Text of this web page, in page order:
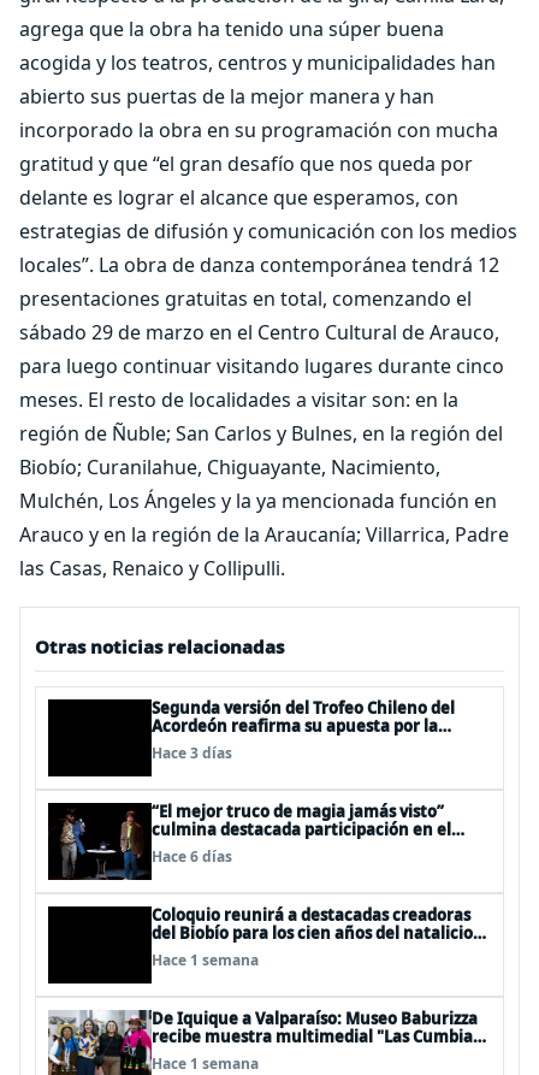
agrega que la obra ha tenido una súper buena
acogida y los teatros, centros y municipalidades han
abierto sus puertas de la mejor manera y han
incorporado la obra en su programación con mucha
gratitud y que “el gran desafío que nos queda por
delante es lograr el alcance que esperamos, con
estrategias de difusión y comunicación con los medios
locales”. La obra de danza contemporánea tendrá 12
presentaciones gratuitas en total, comenzando el
sábado 29 de marzo en el Centro Cultural de Arauco,
para luego continuar visitando lugares durante cinco
meses. El resto de localidades a visitar son: en la
región de Ñuble; San Carlos y Bulnes, en la región del
Biobío; Curanilahue, Chiguayante, Nacimiento,
Mulchén, Los Ángeles y la ya mencionada función en
Arauco y en la región de la Araucanía; Villarrica, Padre
las Casas, Renaico y Collipulli.
Otras noticias relacionadas
Segunda versión del Trofeo Chileno del
Acordeón reafirma su apuesta por la
profesionalización del instrumento en
Chile
Hace 3 días
“El mejor truco de magia jamás visto”
culmina destacada participación en el
Festival Off Avignon 2026
Hace 6 días
Coloquio reunirá a destacadas creadoras
del Biobío para los cien años del natalicio
del artista textil y artesano tomecino
Héctor Herrera “El Pajarero”
Hace 1 semana
De Iquique a Valparaíso: Museo Baburizza
recibe muestra multimedial "Las Cumbias
que escuchamos allá arriba"
Hace 1 semana